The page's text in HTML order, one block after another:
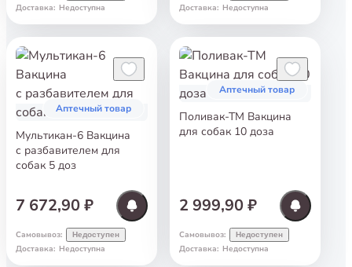
Доставка: Недоступна Доставка: Недоступна
Аптечный товар
Мультикан-6 Вакцина
с разбавителем для
собак 5 доз
7 672,90 ₽
Самовывоз: Недоступен
Доставка: Недоступна
Аптечный товар
Поливак-ТМ Вакцина
для собак 10 доза
2 999,90 ₽
Самовывоз: Недоступен
Доставка: Недоступна